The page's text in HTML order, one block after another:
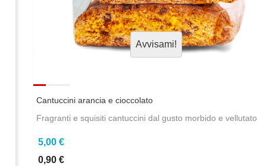
Avvisami!
Cantuccini arancia e cioccolato
Fragranti e squisiti cantuccini dal gusto morbido e vellutato
5,00 €
0,90 €